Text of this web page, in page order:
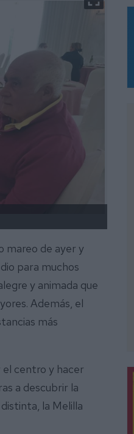
mareo de ayer y
para muchos
y animada que
Además, el
más
centro y hacer
a descubrir la
la Melilla